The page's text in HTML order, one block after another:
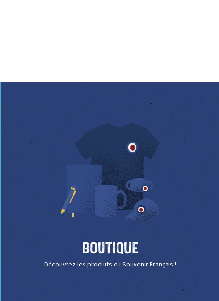
Boutique
Découvrez les produits du Souvenir Français !